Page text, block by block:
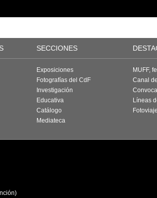
SECCIONES
Exposiciones
Fotografías del CdF
Investigación
Educativa
Catálogo
Mediateca
MUFF,
Canal
Líneas